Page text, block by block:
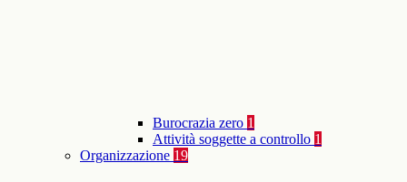
Burocrazia zero 1
Attività soggette a controllo 1
Organizzazione 19